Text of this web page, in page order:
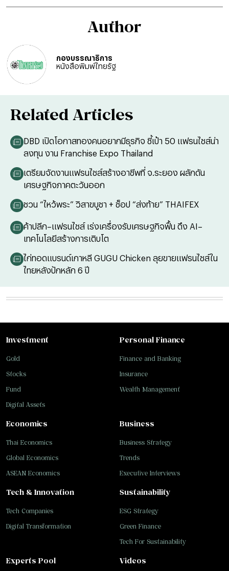
Author
กองบรรณาธิการ
หนังสือพิมพ์ไทยรัฐ
Related Articles
DBD เปิดโอกาสทองคนอยากมีธุรกิจ ชี้เป้า 50 แฟรนไชส์น่า
ลงทุน งาน Franchise Expo Thailand
เตรียมจัดงานแฟรนไชส์สร้างอาชีพที่ จ.ระยอง ผลักดัน
เศรษฐกิจภาคตะวันออก
ชวน “ไหว้พระ” วิสาขบูชา + ช็อป “ส่งท้าย” THAIFEX
ค้าปลีก–แฟรนไชส์ เร่งเครื่องรับเศรษฐกิจฟื้น ดึง AI–
เทคโนโลยีสร้างการเติบโต
ไก่ทอดแบรนด์เกาหลี GUGU Chicken ลุยขายแฟรนไชส์ใน
ไทยหลังปักหลัก 6 ปี
Investment
Gold
Stocks
Fund
Digital Assets
Personal Finance
Finance and Banking
Insurance
Wealth Management
Business
Business Strategy
Trends
Executive Interviews
Tech & Innovation
Tech Companies
Digital Transformation
Sustainability
ESG Strategy
Green Finance
Tech For Sustainability
Economics
Thai Economics
Global Economics
ASEAN Economics
Experts Pool Videos